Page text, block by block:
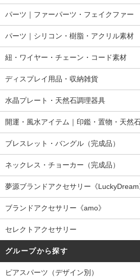
パーツ｜ファーパーツ・フェイクファー
パーツ｜シリコン・樹脂・アクリル素材
紐・ワイヤー・チェーン・コード素材
ディスプレイ用品・収納雑貨
水晶プレート・天然石調理器具
開運・風水アイテム｜印鑑・置物・天然
ブレスレット・バングル（完成品）
ネックレス・チョーカー（完成品）
夢源ブランドアクセサリー《LuckyDream
ブランドアクセサリー《amo》
セレクトアクセサリー
グループから探す
ピアスパーツ（デザイン別）